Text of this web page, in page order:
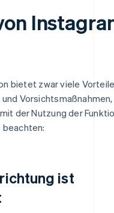
bietet zwar viele
der Nutzung der
beachten:
ist